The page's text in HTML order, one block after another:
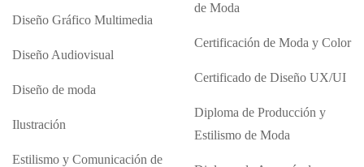
Diseño Gráfico Multimedia
Diseño Audiovisual
Diseño de moda
Ilustración
Estilismo y Comunicación de
de Moda
Certificación de Moda y Color
Certificado de Diseño UX/UI
Diploma de Producción y
Estilismo de Moda